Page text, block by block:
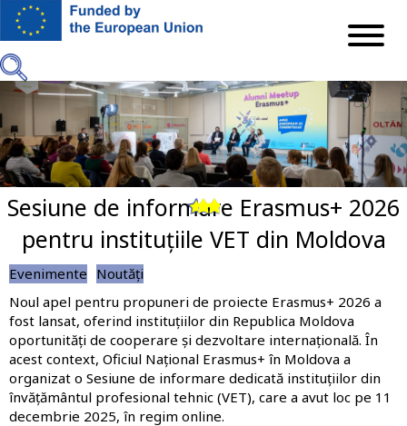
Mergi
principal
Previous
Next
Sesiune de informare Erasmus+ 2026
pentru instituțiile VET din Moldova
Evenimente Noutăți
Noul apel pentru propuneri de proiecte Erasmus+ 2026 a
fost lansat, oferind instituțiilor din Republica Moldova
oportunități de cooperare și dezvoltare internațională. În
acest context, Oficiul Național Erasmus+ în Moldova a
organizat o Sesiune de informare dedicată instituțiilor din
învățământul profesional tehnic (VET), care a avut loc pe 11
decembrie 2025, în regim online.